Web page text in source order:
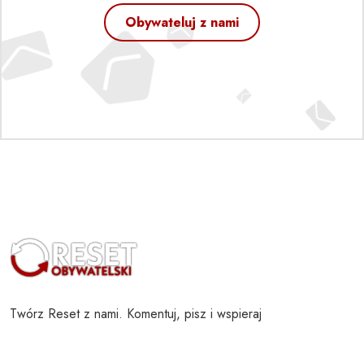
Obywateluj z nami
Twórz Reset z nami. Komentuj, pisz i wspieraj